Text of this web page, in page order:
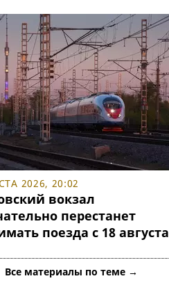
2026, 20:02
вокзал
перестанет
поезда с 18 августа
Все материалы по теме →